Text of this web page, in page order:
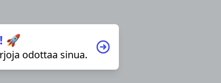
🚀
odottaa sinua.